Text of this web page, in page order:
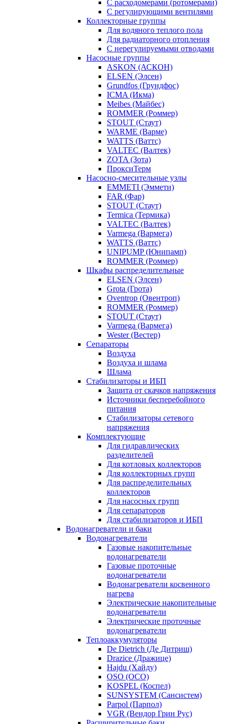
С расходомерами (ротомерами)
С регулирующими вентилями
Коллекторные группы
Для водяного теплого пола
Для радиаторного отопления
С нерегулируемыми отводами
Насосные группы
ASKON (АСКОН)
ELSEN (Элсен)
Grundfos (Грундфос)
ICMA (Икма)
Meibes (Майбес)
ROMMER (Роммер)
STOUT (Стаут)
WARME (Варме)
WATTS (Ваттс)
VALTEC (Валтек)
ZOTA (Зота)
ПроксиТерм
Насосно-смесительные узлы
EMMETI (Эммети)
FAR (Фар)
STOUT (Стаут)
Termica (Термика)
VALTEC (Валтек)
Varmega (Вармега)
WATTS (Ваттс)
UNIPUMP (Юнипамп)
ROMMER (Роммер)
Шкафы распределительные
ELSEN (Элсен)
Grota (Грота)
Oventrop (Овентроп)
ROMMER (Роммер)
STOUT (Стаут)
Varmega (Вармега)
Wester (Вестер)
Сепараторы
Воздуха
Воздуха и шлама
Шлама
Стабилизаторы и ИБП
Защита от скачков напряжения
Источники бесперебойного
питания
Стабилизаторы сетевого
напряжения
Комплектующие
Для гидравлических
разделителей
Для котловых коллекторов
Для коллекторных групп
Для распределительных
коллекторов
Для насосных групп
Для сепараторов
Для стабилизаторов и ИБП
Водонагреватели и баки
Водонагреватели
Газовые накопительные
водонагреватели
Газовые проточные
водонагреватели
Водонагреватели косвенного
нагрева
Электрические накопительные
водонагреватели
Электрические проточные
водонагреватели
Теплоаккумуляторы
De Dietrich (Де Дитриш)
Drazice (Дражице)
Hajdu (Хайду)
OSO (ОСО)
KOSPEL (Коспел)
SUNSYSTEM (Сансистем)
Parpol (Парпол)
VGR (Вендор Грин Рус)